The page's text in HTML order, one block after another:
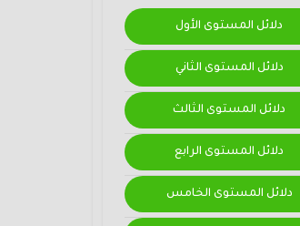
دلائل المستوى الأول
دلائل المستوى الثاني
دلائل المستوى الثالث
دلائل المستوى الرابع
دلائل المستوى الخامس